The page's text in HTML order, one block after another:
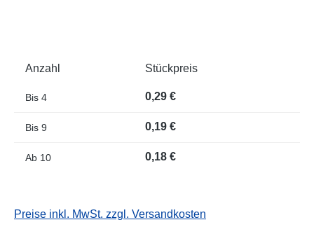
Anzahl Stückpreis
Bis 4 0,29 €
Bis 9 0,19 €
Ab 10 0,18 €
Preise inkl. MwSt. zzgl. Versandkosten